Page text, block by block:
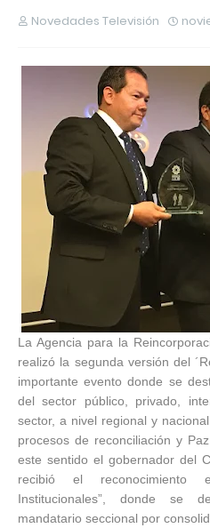
Novedades Televisión
La Agencia para la
realizó la segunda versión del
importante evento donde se
del sector público, privado,
sector, a nivel regional y
procesos de reconciliación y
este sentido el gobernador del
recibió el reconocimiento
Institucionales”, donde se
mandatario seccional por